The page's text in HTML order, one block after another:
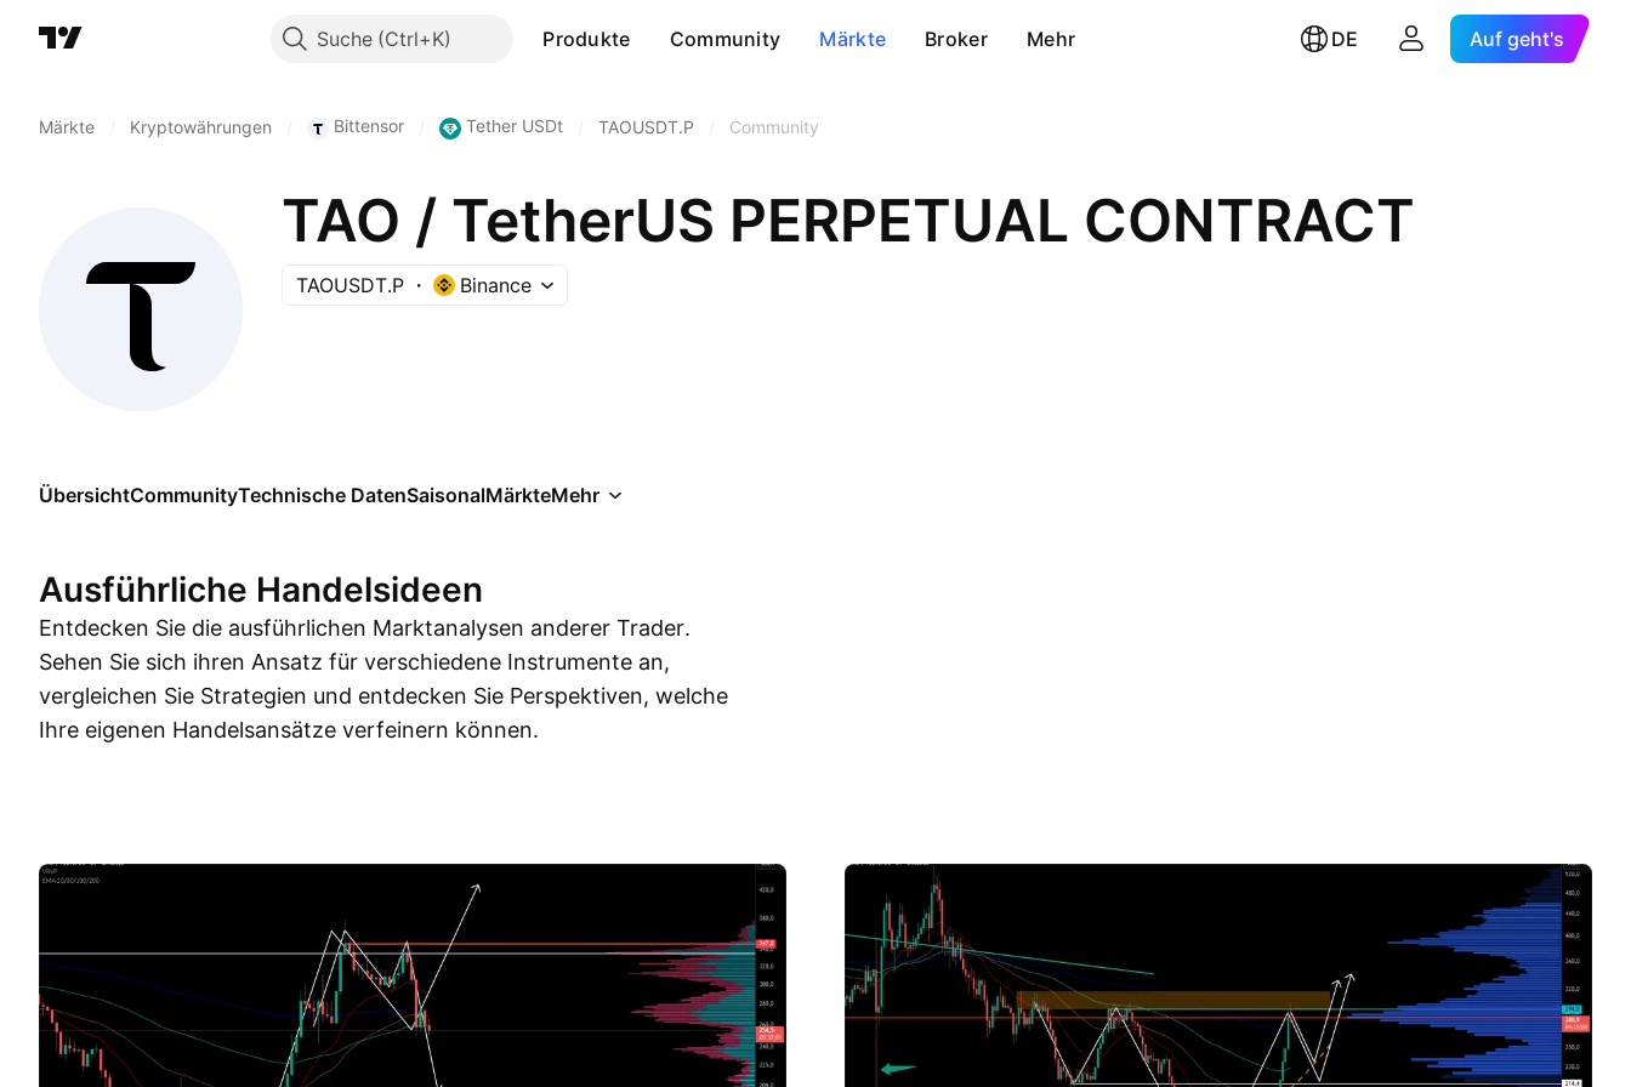
Suche Produkte Community Märkte Broker Mehr DE Auf geht's
Märkte Kryptowährungen Bittensor Tether USDt TAOUSDT.P Community
TAO / TetherUS PERPETUAL CONTRACT
TAOUSDT.P Binance
ÜbersichtCommunityTechnische DatenSaisonalMärkteMehr
Ausführliche Handelsideen
Entdecken Sie die ausführlichen Marktanalysen anderer Trader.
Sehen Sie sich ihren Ansatz für verschiedene Instrumente an,
vergleichen Sie Strategien und entdecken Sie Perspektiven, welche
Ihre eigenen Handelsansätze verfeinern können.